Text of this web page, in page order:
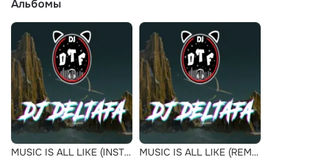
Альбомы
MUSIC IS ALL LIKE (INSTRUMENTAL) MUSIC IS ALL LIKE (REMIX)